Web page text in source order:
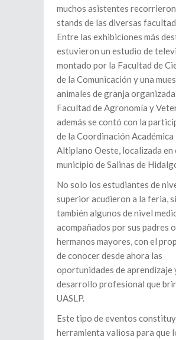
muchos asistentes
stands de las diversas
Entre las exhibiciones más
estuvieron un estudio de
montado por la Facultad de
de la Comunicación y una
animales de granja
Facultad de Agronomía y
además se contó con la
de la Coordinación Académica
Altiplano Oeste, localizada en
municipio de Salinas de
No solo los estudiantes de
superior acudieron a la feria,
también algunos de nivel
acompañados por sus padres o
hermanos mayores, con el
de conocer desde ahora las
oportunidades de aprendizaje
desarrollo profesional que
UASLP.
Este tipo de eventos
herramienta valiosa para que